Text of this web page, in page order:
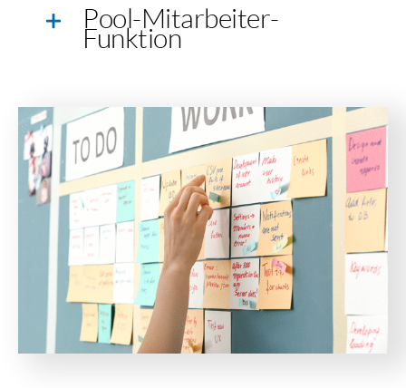
Pool-Mitarbeiter-
Funktion